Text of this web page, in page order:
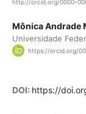
http://orcid.org/0000-
Mônica Andrade
Universidade
https://orcid.org/
DOI: https://